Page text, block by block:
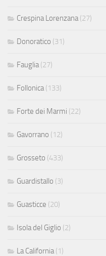
Crespina Lorenzana (27)
Donoratico (31)
Fauglia (27)
Follonica (133)
Forte dei Marmi (22)
Gavorrano (12)
Grosseto (433)
Guardistallo (3)
Guasticce (20)
Isola del Giglio (2)
La California (1)